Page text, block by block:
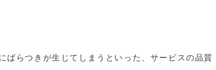
らつきが生じてしまうといった、サービスの品質